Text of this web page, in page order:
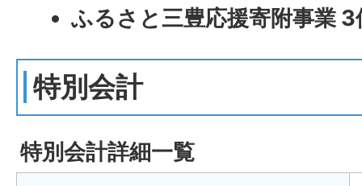
ふるさと三豊応援寄附事業
特別会計
特別会計詳細一覧